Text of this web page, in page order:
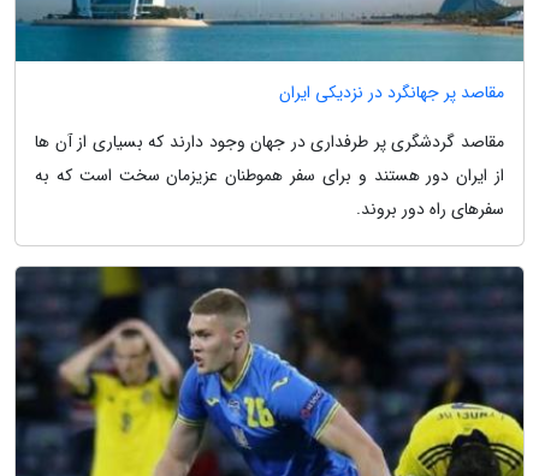
مقاصد پر جهانگرد در نزدیکی ایران
مقاصد گردشگری پر طرفداری در جهان وجود دارند که بسیاری از آن ها
از ایران دور هستند و برای سفر هموطنان عزیزمان سخت است که به
سفرهای راه دور بروند.